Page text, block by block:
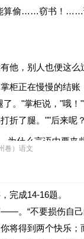
算偷……窃书！……
他，别人也便这么
柜正在慢慢的结
。"掌柜说，"哦！
折了腿。""后来
为什么言语中要夹
的账"一句中的"仍
卷）语文
完成14-16题。
。“不要损伤自
将得到两个快乐